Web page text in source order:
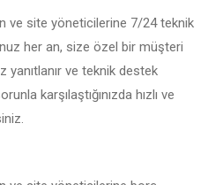
ve site yöneticilerine 7/24 teknik
her an, size özel bir müşteri
yanıtlanır ve teknik destek
karşılaştığınızda hızlı ve